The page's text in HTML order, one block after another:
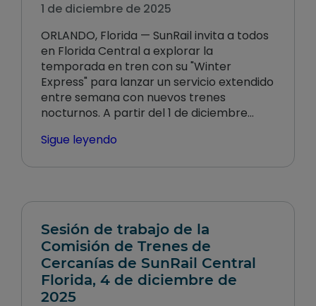
1 de diciembre de 2025
ORLANDO, Florida — SunRail invita a todos
en Florida Central a explorar la
temporada en tren con su "Winter
Express" para lanzar un servicio extendido
entre semana con nuevos trenes
nocturnos. A partir del 1 de diciembre…
Sigue leyendo
Sesión de trabajo de la
Comisión de Trenes de
Cercanías de SunRail Central
Florida, 4 de diciembre de
2025